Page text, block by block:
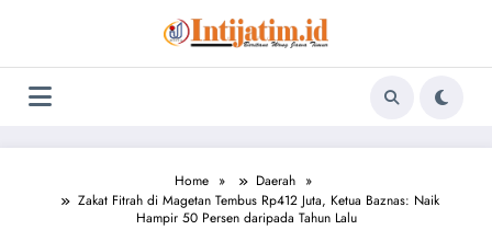
Home
Daerah
Zakat Fitrah di Magetan Tembus Rp412 Juta, Ketua Baznas: Naik
Hampir 50 Persen daripada Tahun Lalu